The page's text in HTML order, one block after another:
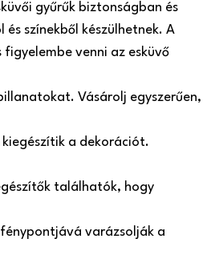
gyűrűk biztonságban és
színekből készülhetnek. A
venni az esküvő
Vásárolj egyszerűen,
a dekorációt.
találhatók, hogy
varázsolják a